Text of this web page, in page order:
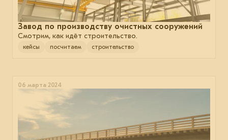
Завод по производству очистных сооружений
Смотрим, как идёт строительство.
кейсы посчитаем строительство
06 марта 2024